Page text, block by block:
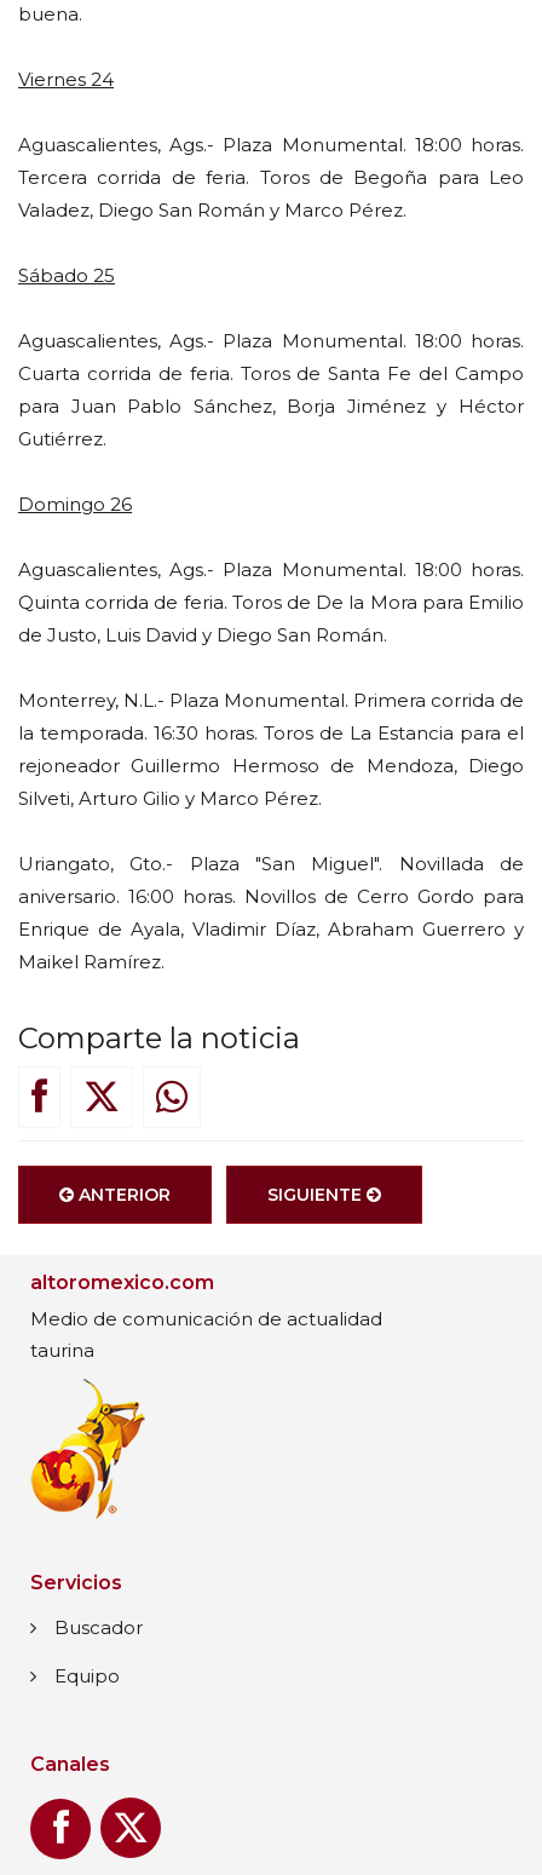
buena.
Viernes 24
Aguascalientes, Ags.- Plaza Monumental. 18:00 horas.
Tercera corrida de feria. Toros de Begoña para Leo
Valadez, Diego San Román y Marco Pérez.
Sábado 25
Aguascalientes, Ags.- Plaza Monumental. 18:00 horas.
Cuarta corrida de feria. Toros de Santa Fe del Campo
para Juan Pablo Sánchez, Borja Jiménez y Héctor
Gutiérrez.
Domingo 26
Aguascalientes, Ags.- Plaza Monumental. 18:00 horas.
Quinta corrida de feria. Toros de De la Mora para Emilio
de Justo, Luis David y Diego San Román.
Monterrey, N.L.- Plaza Monumental. Primera corrida de
la temporada. 16:30 horas. Toros de La Estancia para el
rejoneador Guillermo Hermoso de Mendoza, Diego
Silveti, Arturo Gilio y Marco Pérez.
Uriangato, Gto.- Plaza "San Miguel". Novillada de
aniversario. 16:00 horas. Novillos de Cerro Gordo para
Enrique de Ayala, Vladimir Díaz, Abraham Guerrero y
Maikel Ramírez.
Comparte la noticia
ANTERIOR SIGUIENTE
altoromexico.com
Medio de comunicación de actualidad
taurina
Servicios
Buscador
Equipo
Canales